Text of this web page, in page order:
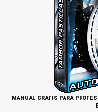
MANUAL GRATIS PARA